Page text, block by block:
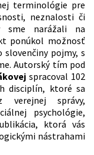
terminológie pre
neznalosti či
sme narážali na
ponúkol možnosť
pojmy, s
Autorský tím pod
spracoval 102
disciplín, ktoré sa
verejnej správy,
psychológie,
ktorá vás
nástrahami